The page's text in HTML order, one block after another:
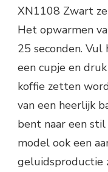
XN1108 Zwart
Het opwarmen
25 seconden.
een cupje en
koffie zetten
van een heerlijk
bent naar een
model ook een
geluidsproductie